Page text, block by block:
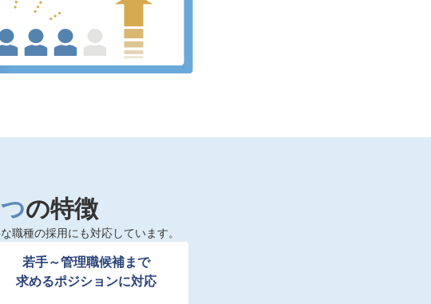
つの特徴
職種の採用にも対応しています。
若手～管理職候補まで
求めるポジションに対応